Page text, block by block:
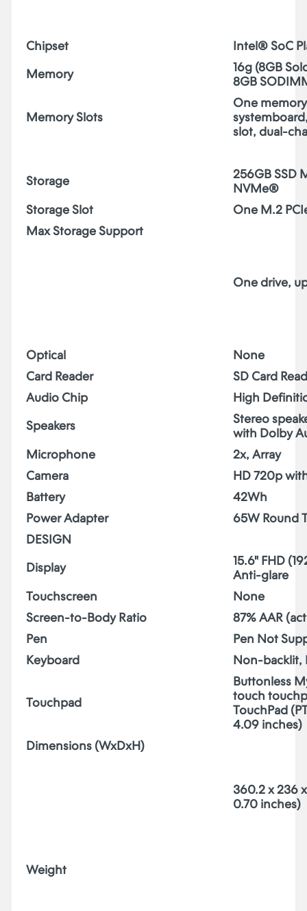
Chipset Intel® SoC
Memory
16g (8GB
8GB
Memory Slots
One
slot, dual-
Storage
256GB SSD
NVMe®
Storage Slot
One M.2
Max Storage Support
One drive,
Optical
None
Card Reader
SD Card
Audio Chip
High
Speakers
Stereo
with Dolby
Microphone
2x, Array
Camera
HD 720p
Battery
42Wh
Power Adapter
65W Round
DESIGN
Display
15.6" FHD
Anti-glare
Touchscreen
None
Screen-to-Body Ratio
87% AAR
Pen
Pen Not
Keyboard
Non-backlit,
Touchpad
Buttonless
touch
TouchPad
4.09 inches)
Dimensions (WxDxH)
360.2 x 236 x
0.70 inches)
Weight